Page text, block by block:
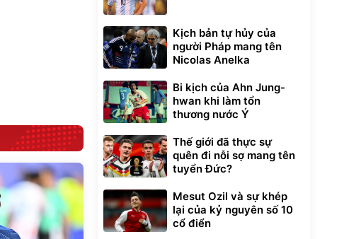
Kịch bản tự hủy của
người Pháp mang tên
Nicolas Anelka
Bi kịch của Ahn Jung-
hwan khi làm tổn
thương nước Ý
Thế giới đã thực sự
quên đi nỗi sợ mang tên
tuyển Đức?
Mesut Ozil và sự khép
lại của kỷ nguyên số 10
cổ điển